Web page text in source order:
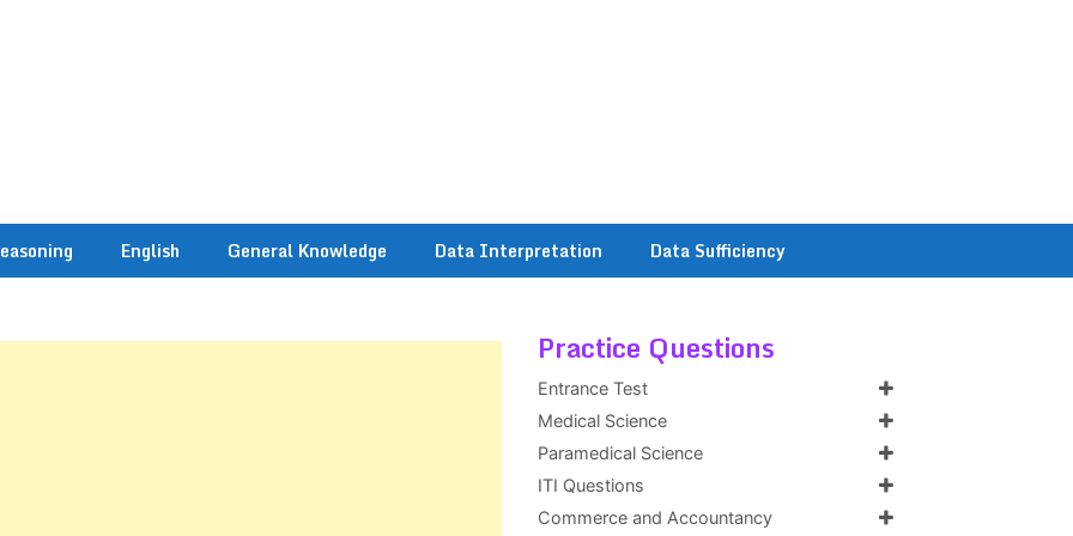
English General Knowledge Data Interpretation Data Sufficiency
Practice Questions
Entrance Test
Medical Science
Paramedical Science
ITI Questions
Commerce and Accountancy